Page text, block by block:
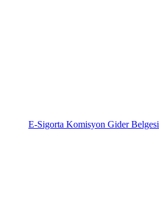
E-Sigorta Komisyon Gider Belgesi